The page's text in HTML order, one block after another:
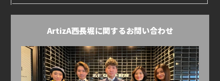
ArtizA西長堀に関するお問い合わせ